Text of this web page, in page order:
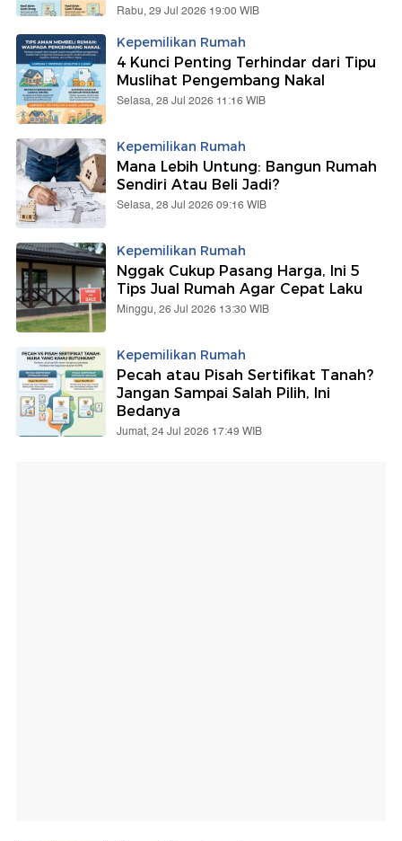
Rabu, 29 Jul 2026 19:00 WIB
Kepemilikan Rumah
4 Kunci Penting Terhindar dari Tipu
Muslihat Pengembang Nakal
Selasa, 28 Jul 2026 11:16 WIB
Kepemilikan Rumah
Mana Lebih Untung: Bangun Rumah
Sendiri Atau Beli Jadi?
Selasa, 28 Jul 2026 09:16 WIB
Kepemilikan Rumah
Nggak Cukup Pasang Harga, Ini 5
Tips Jual Rumah Agar Cepat Laku
Minggu, 26 Jul 2026 13:30 WIB
Kepemilikan Rumah
Pecah atau Pisah Sertifikat Tanah?
Jangan Sampai Salah Pilih, Ini
Bedanya
Jumat, 24 Jul 2026 17:49 WIB